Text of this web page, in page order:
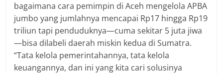
bagaimana cara pemimpin di Aceh mengelola APBA
jumbo yang jumlahnya mencapai Rp17 hingga Rp19
triliun tapi penduduknya—cuma sekitar 5 juta jiwa
—bisa dilabeli daerah miskin kedua di Sumatra.
“Tata kelola pemerintahannya, tata kelola
keuangannya, dan ini yang kita cari solusinya